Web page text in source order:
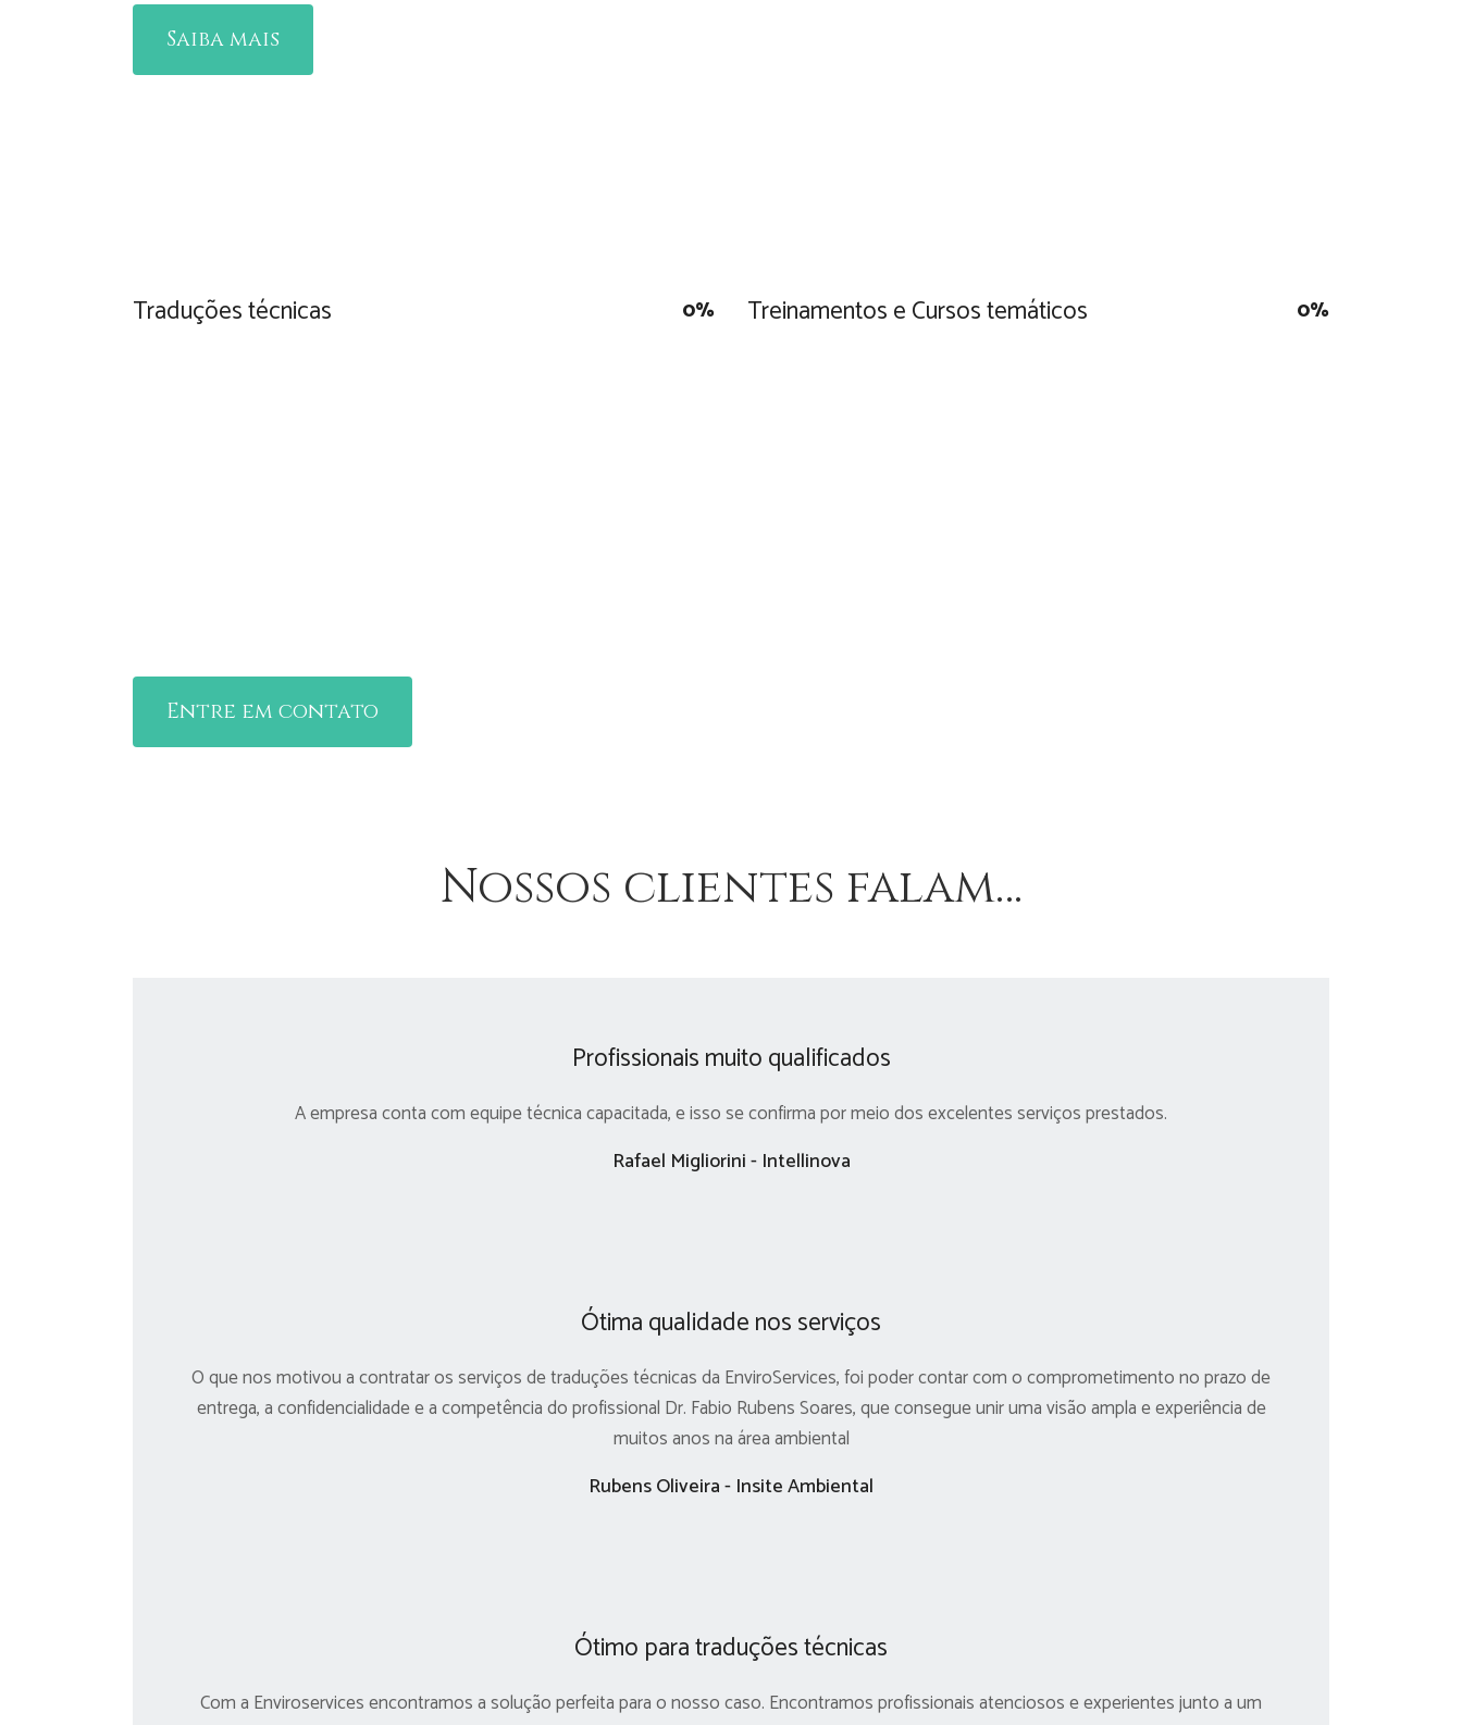
Saiba mais
Traduções técnicas 0% Treinamentos e Cursos temáticos 0%
Entre em contato
Nossos clientes falam…
Profissionais muito qualificados
A empresa conta com equipe técnica capacitada, e isso se confirma por meio dos excelentes serviços prestados.
Rafael Migliorini - Intellinova
Ótima qualidade nos serviços
O que nos motivou a contratar os serviços de traduções técnicas da EnviroServices, foi poder contar com o comprometimento no prazo de
entrega, a confidencialidade e a competência do profissional Dr. Fabio Rubens Soares, que consegue unir uma visão ampla e experiência de
muitos anos na área ambiental
Rubens Oliveira - Insite Ambiental
Ótimo para traduções técnicas
Com a Enviroservices encontramos a solução perfeita para o nosso caso. Encontramos profissionais atenciosos e experientes junto a um